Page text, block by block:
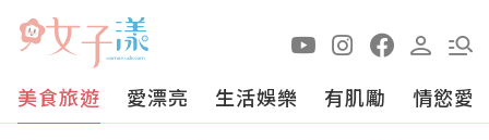
美食旅遊 愛漂亮 生活娛樂 有肌勵 情慾愛